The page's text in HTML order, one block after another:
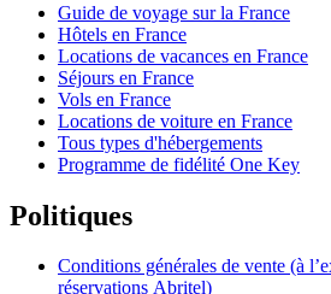
Guide de voyage sur la France
Hôtels en France
Locations de vacances en France
Séjours en France
Vols en France
Locations de voiture en France
Tous types d'hébergements
Programme de fidélité One Key
Politiques
Conditions générales de vente (à
réservations Abritel)